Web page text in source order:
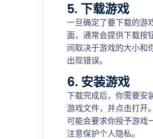
5. 下载游戏
一旦确定了要下载的游
面，通常会提供下载按
间取决于游戏的大小和
出现错误。
6. 安装游戏
下载完成后，你需要安
游戏文件，并点击打开
可能会要求你授予游戏
注意保护个人隐私。